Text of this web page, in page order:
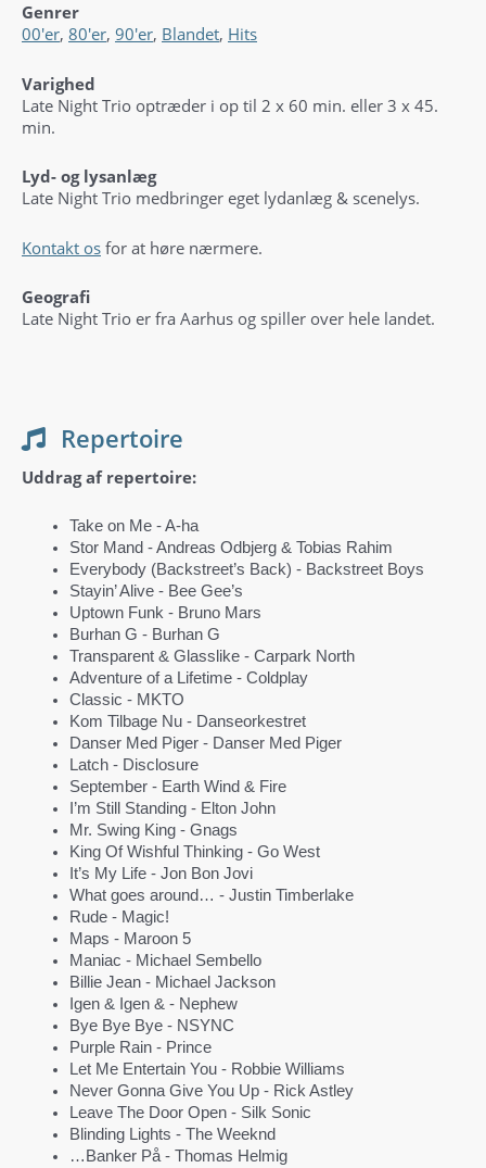
Genrer
00'er, 80'er, 90'er, Blandet, Hits
Varighed
Late Night Trio optræder i op til 2 x 60 min. eller 3 x 45.
min.
Lyd- og lysanlæg
Late Night Trio medbringer eget lydanlæg & scenelys.
Kontakt os for at høre nærmere.
Geografi
Late Night Trio er fra Aarhus og spiller over hele landet.
Repertoire
Uddrag af repertoire:
Take on Me ‑ A-ha
Stor Mand ‑ Andreas Odbjerg & Tobias Rahim
Everybody (Backstreet’s Back) ‑ Backstreet Boys
Stayin’ Alive ‑ Bee Gee’s
Uptown Funk ‑ Bruno Mars
Burhan G ‑ Burhan G
Transparent & Glasslike ‑ Carpark North
Adventure of a Lifetime ‑ Coldplay
Classic ‑ MKTO
Kom Tilbage Nu ‑ Danseorkestret
Danser Med Piger ‑ Danser Med Piger
Latch ‑ Disclosure
September ‑ Earth Wind & Fire
I’m Still Standing ‑ Elton John
Mr. Swing King ‑ Gnags
King Of Wishful Thinking ‑ Go West
It’s My Life ‑ Jon Bon Jovi
What goes around… ‑ Justin Timberlake
Rude ‑ Magic!
Maps ‑ Maroon 5
Maniac ‑ Michael Sembello
Billie Jean ‑ Michael Jackson
Igen & Igen & ‑ Nephew
Bye Bye Bye ‑ NSYNC
Purple Rain ‑ Prince
Let Me Entertain You ‑ Robbie Williams
Never Gonna Give You Up ‑ Rick Astley
Leave The Door Open ‑ Silk Sonic
Blinding Lights ‑ The Weeknd
…Banker På ‑ Thomas Helmig